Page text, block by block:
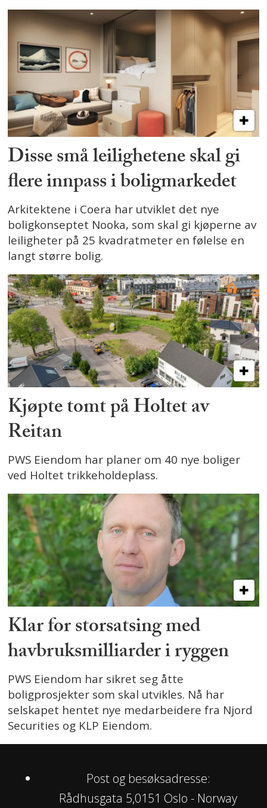
Disse små leilighetene skal gi
flere innpass i boligmarkedet
Arkitektene i Coera har utviklet det nye
boligkonseptet Nooka, som skal gi kjøperne av
leiligheter på 25 kvadratmeter en følelse en
langt større bolig.
Kjøpte tomt på Holtet av
Reitan
PWS Eiendom har planer om 40 nye boliger
ved Holtet trikkeholdeplass.
Klar for storsatsing med
havbruksmilliarder i ryggen
PWS Eiendom har sikret seg åtte
boligprosjekter som skal utvikles. Nå har
selskapet hentet nye medarbeidere fra Njord
Securities og KLP Eiendom.
Post og besøksadresse:
Rådhusgata 5,0151 Oslo - Norway